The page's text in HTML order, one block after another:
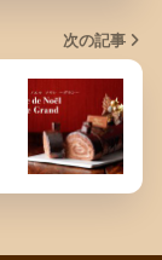
次の記事